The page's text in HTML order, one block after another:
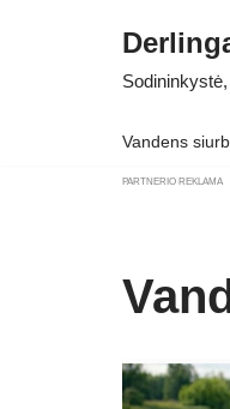
Vandens
PARTNERIO REKLAMA